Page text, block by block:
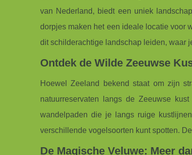
van Nederland, biedt een uniek
dorpjes maken het een ideale locatie voor
dit schilderachtige landschap leiden, waar
Ontdek de Wilde Zeeuwse
Hoewel Zeeland bekend staat om zijn
natuurreservaten langs de Zeeuwse
wandelpaden die je langs ruige
verschillende vogelsoorten kunt spotten.
De Magische Veluwe: Meer